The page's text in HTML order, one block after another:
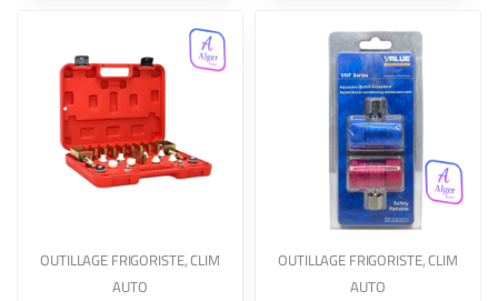
OUTILLAGE FRIGORISTE,CLIM
AUTO
OUTILLAGE FRIGORISTE,CLIM
AUTO